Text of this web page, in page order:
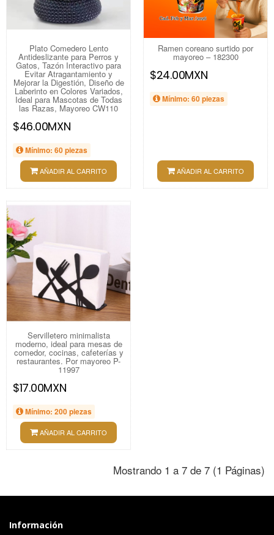
Plato Comedero Lento
Antideslizante para Perros y
Gatos, Tazón Interactivo para
Evitar Atragantamiento y
Mejorar la Digestión, Diseño de
Laberinto en Colores Variados,
Ideal para Mascotas de Todas
las Razas, Mayoreo CW110
$46.00MXN
Mínimo: 60 piezas
AÑADIR AL CARRITO
Ramen coreano surtido por
mayoreo – 182300
$24.00MXN
Mínimo: 60 piezas
AÑADIR AL CARRITO
Servilletero minimalista
moderno, ideal para mesas de
comedor, cocinas, cafeterías y
restaurantes. Por mayoreo P-
11997
$17.00MXN
Mínimo: 200 piezas
AÑADIR AL CARRITO
Mostrando 1 a 7 de 7 (1 Páginas)
Información